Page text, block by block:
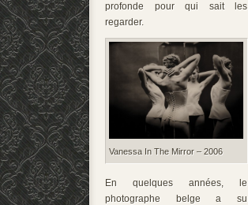
profonde pour qui sait les
regarder.
Vanessa In The Mirror – 2006
En quelques années, le
photographe belge a su